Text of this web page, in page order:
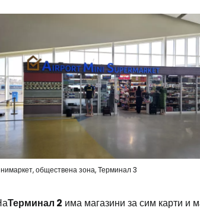
обществена зона, Терминал 3
Терминал 2 има магазини за сим карти и